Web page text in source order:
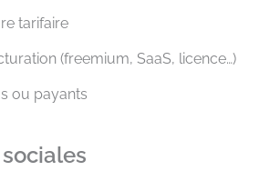
tarifaire
(freemium, SaaS, licence…)
ou payants